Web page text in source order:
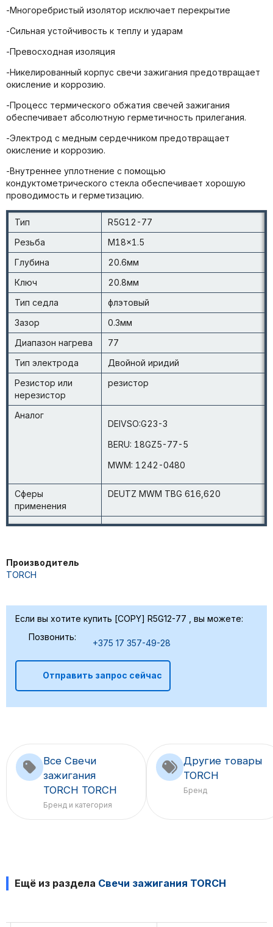
-Многоребристый изолятор исключает перекрытие
-Сильная устойчивость к теплу и ударам
-Превосходная изоляция
-Никелированный корпус свечи зажигания предотвращает
окисление и коррозию.
-Процесс термического обжатия свечей зажигания
обеспечивает абсолютную герметичность прилегания.
-Электрод с медным сердечником предотвращает
окисление и коррозию.
-Внутреннее уплотнение с помощью
кондуктометрического стекла обеспечивает хорошую
проводимость и герметизацию.
Тип
R5G12-77
Резьба
M18x1.5
Глубина
20.6мм
Ключ
20.8мм
Тип седла
флэтовый
Зазор
0.3мм
Диапазон нагрева
77
Тип электрода
Двойной иридий
Резистор или
нерезистор
резистор
Аналог
DEIVSO:G23-3
BERU: 18GZ5-77-5
MWM: 1242-0480
Сферы
применения
DEUTZ MWM TBG 616,620
Производитель
TORCH
Если вы хотите купить [COPY] R5G12-77 , вы можете:
Позвонить:
+375 17 357-49-28
Отправить запрос сейчас
Все Свечи
зажигания
TORCH TORCH
Бренд и категория
Другие товары
TORCH
Бренд
Ещё из раздела Свечи зажигания TORCH